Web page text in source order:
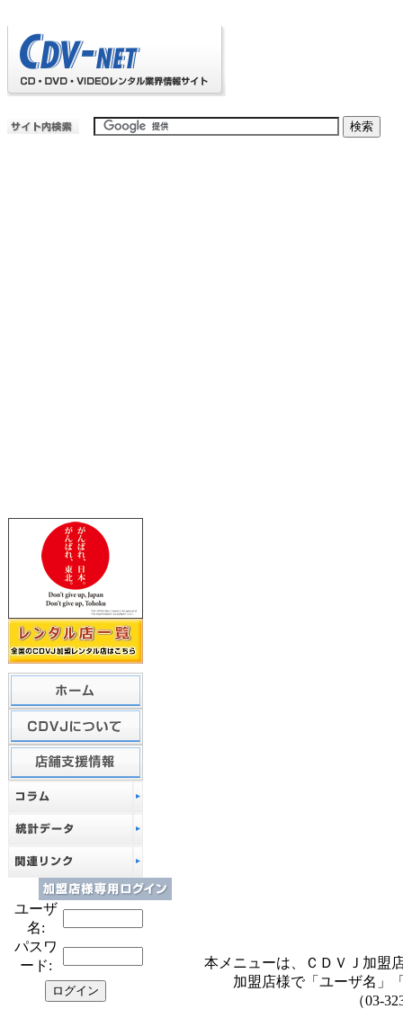
ユーザ
名:
パスワ
ード:
本メニューは、ＣＤＶＪ加盟
加盟店様で「ユーザ名」
（03-